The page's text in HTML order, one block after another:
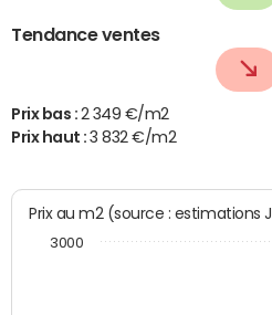
Tendance ventes
Prix bas : 2 349 €/m2
Prix haut :3 832 €/m2
Prix au m2 (source : estimations
3000